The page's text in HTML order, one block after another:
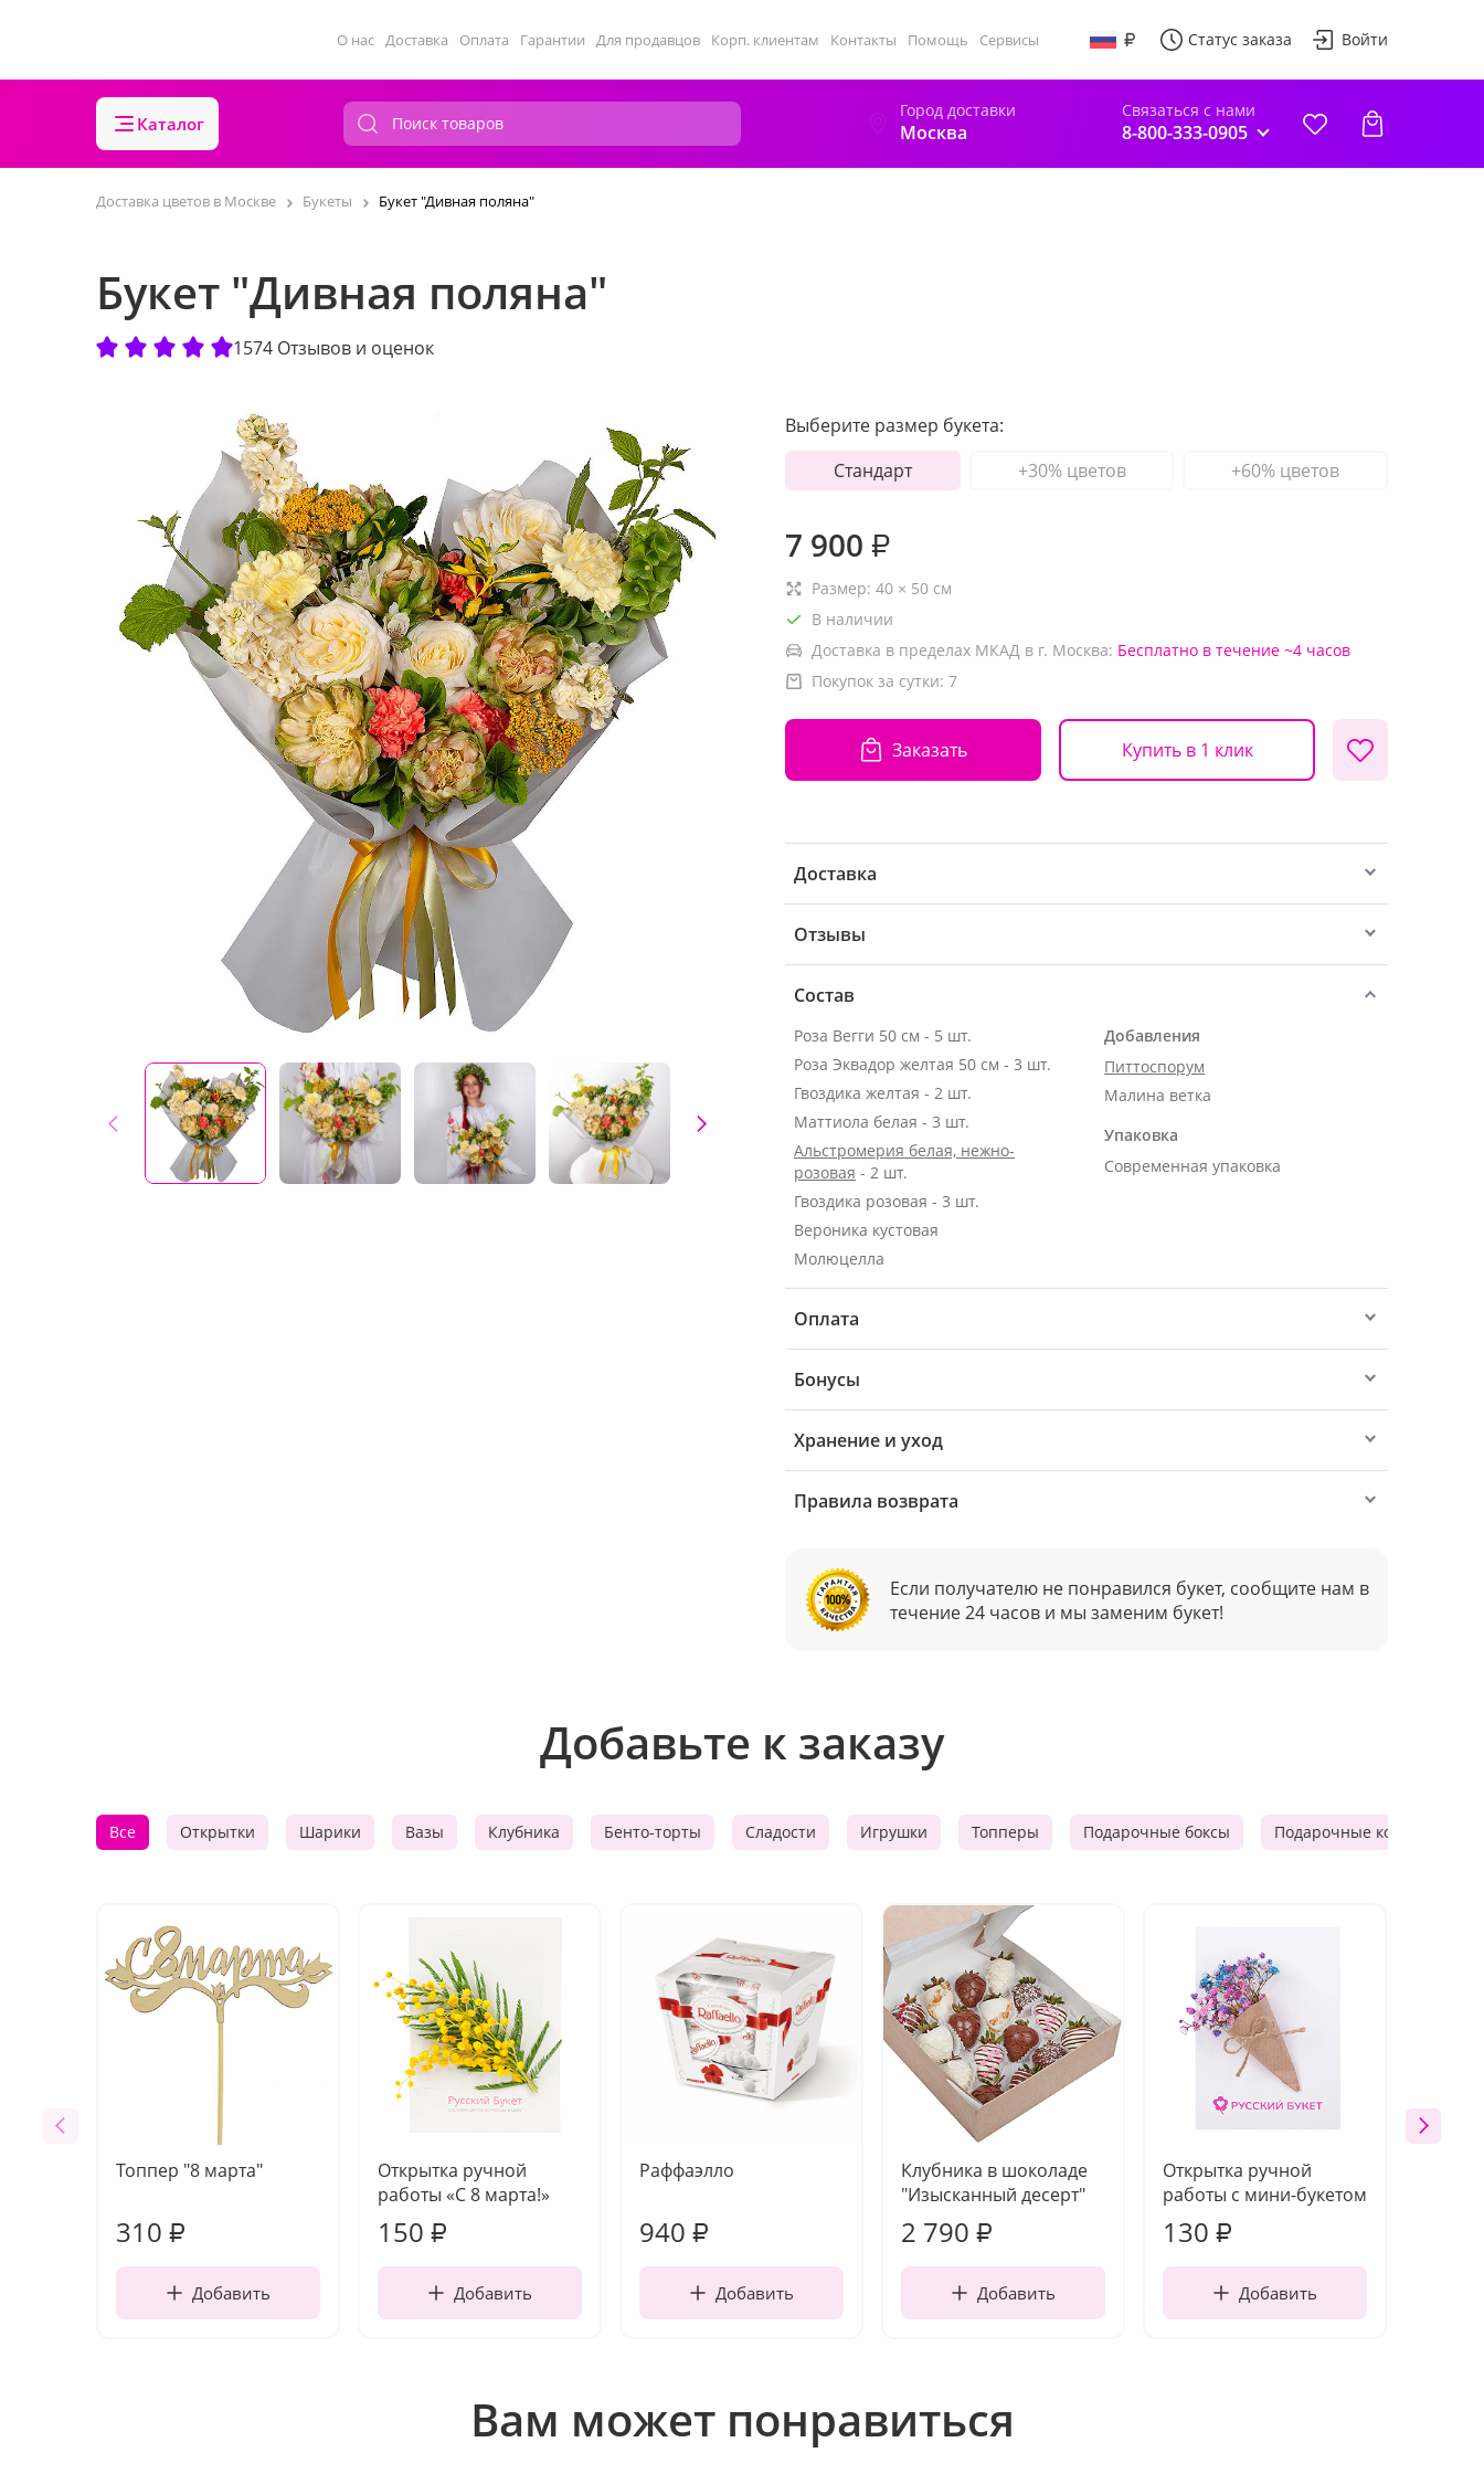
О нас Доставка Оплата Гарантии Для продавцов Корп. клиентам Контакты Помощь Сервисы Статус заказа Войти
Каталог
Город доставки
Москва
Связаться с нами
8-800-333-0905
Доставка цветов в Москве Букеты Букет "Дивная поляна"
Букет "Дивная поляна"
1574 Отзывов и оценок
Выберите размер букета:
Стандарт
+30% цветов +60% цветов
7 900 ₽
Размер: 40 × 50 см
В наличии
Доставка в пределах МКАД в г. Москва: Бесплатно в течение ~4 часов
Покупок за сутки: 7
Заказать Купить в 1 клик
Доставка
Отзывы
Состав
Роза Вегги 50 см - 5 шт.
Роза Эквадор желтая 50 см - 3 шт.
Гвоздика желтая - 2 шт.
Маттиола белая - 3 шт.
Альстромерия белая, нежно-
розовая - 2 шт.
Гвоздика розовая - 3 шт.
Вероника кустовая
Молюцелла
Добавления
Питтоспорум
Малина ветка
Упаковка
Современная упаковка
Оплата
Бонусы
Хранение и уход
Правила возврата
Если получателю не понравился букет, сообщите нам в
течение 24 часов и мы заменим букет!
Добавьте к заказу
Все Открытки Шарики Вазы Клубника Бенто-торты Сладости Игрушки Топперы Подарочные боксы Подарочные корзины
Топпер "8 марта"
310 ₽
Добавить
Открытка ручной
работы «С 8 марта!»
150 ₽
Добавить
Раффаэлло
940 ₽
Добавить
Клубника в шоколаде
"Изысканный десерт"
2 790 ₽
Добавить
Открытка ручной
работы с мини-букетом
130 ₽
Добавить
Вам может понравиться